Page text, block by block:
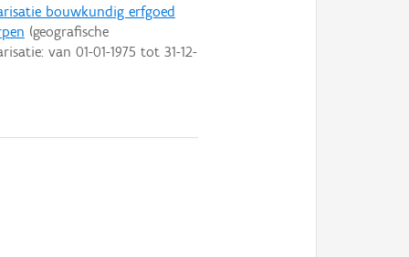
bouwkundig erfgoed
(geografische
van 01-01-1975 tot 31-12-